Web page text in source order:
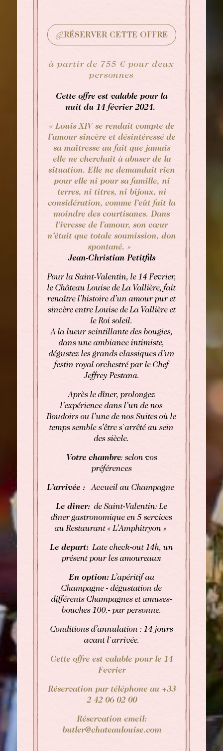
RÉSERVER
Réserver une chambre
Réserver une chambre
Réserver une table gastronomique
Réserver une table bistronomique
VOIR LES DISPONIBILITÉS
Pour les dates "sur demande",
merci de contacter l’hôtel directement:
Tel: +33 2 42 06 02 00
Fax: +33 1 40 29 07 00
butler@chateaulouise.com
RÉSERVER CETTE OFFRE
à partir de 755 € pour deux
personnes
Cette offre est valable pour la
nuit du 14 février 2024.
« Louis XIV se rendait compte de
l’amour sincère et désintéressé de
sa maîtresse au fait que jamais
elle ne cherchait à abuser de la
situation. Elle ne demandait rien
pour elle ni pour sa famille, ni
terres, ni titres, ni bijoux, ni
considération, comme l’eût fait la
moindre des courtisanes. Dans
l’ivresse de l’amour, son cœur
n’était que totale soumission, don
spontané. »
Jean-Christian Petitfils
Pour la Saint-Valentin, le 14 Fevrier,
le Château Louise de La Vallière, fait
renaître l’histoire d’un amour pur et
sincère entre Louise de La Vallière et
le Roi soleil.
A la lueur scintillante des bougies,
dans une ambiance intimiste,
dégustez les grands classiques d’un
festin royal orchestré par le Chef
Jeffrey Pestana.
Après le dîner, prolongez
l’expérience dans l’un de nos
Boudoirs ou l’une de nos Suites où le
temps semble s’être s`arrêté au sein
des siècle.
Votre chambre: selon vos
préférences
L’arrivée : Accueil au Champagne
Le dîner: de Saint-Valentin: Le
dîner gastronomique en 5 services
au Restaurant « L’Amphitryon »
Le depart: Late check-out 14h, un
présent pour les amoureaux
En option:L’apéritif au
Champagne - dégustation de
différents Champagnes et amuses-
bouches 100.- par personne.
Conditions d’annulation : 14 jours
avant l`arrivée.
Cette offre est valable pour le 14
Fevrier
Réservation par téléphone au +33
2 42 06 02 00
Réservation emeil:
butler@chateaulouise.com